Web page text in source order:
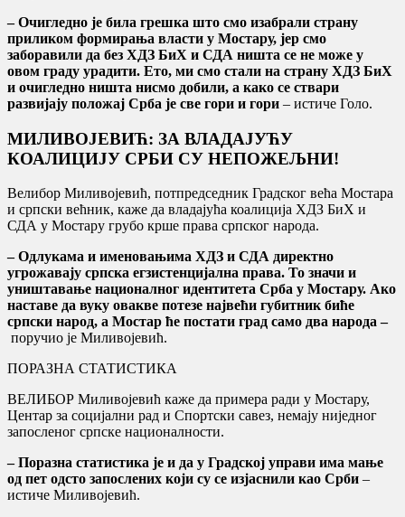
– Очигледно је била грешка што смо изабрали страну
приликом формирања власти у Мостару, јер смо
заборавили да без ХДЗ БиХ и СДА ништа се не може у
овом граду урадити. Ето, ми смо стали на страну ХДЗ БиХ
и очигледно ништа нисмо добили, а како се ствари
развијају положај Срба је све гори и гори – истиче Голо.
МИЛИВОЈЕВИЋ: ЗА ВЛАДАЈУЋУ
КОАЛИЦИЈУ СРБИ СУ НЕПОЖЕЉНИ!
Велибор Миливојевић, потпредседник Градског већа Мостара
и српски већник, каже да владајућа коалиција ХДЗ БиХ и
СДА у Мостару грубо крше права српског народа.
– Одлукама и именовањима ХДЗ и СДА директно
угрожавају српска егзистенцијална права. То значи и
уништавање националног идентитета Срба у Мостару. Ако
наставе да вуку овакве потезе највећи губитник биће
српски народ, а Мостар ће постати град само два народа –
поручио је Миливојевић.
ПОРАЗНА СТАТИСТИКА
ВЕЛИБОР Миливојевић каже да примера ради у Мостару,
Центар за социјални рад и Спортски савез, немају ниједног
запосленог српске националности.
– Поразна статистика је и да у Градској управи има мање
од пет одсто запослених који су се изјаснили као Срби –
истиче Миливојевић.